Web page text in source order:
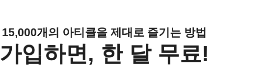
15,000개의 아티클을 제대로 즐기는 방법
가입하면, 한 달 무료!